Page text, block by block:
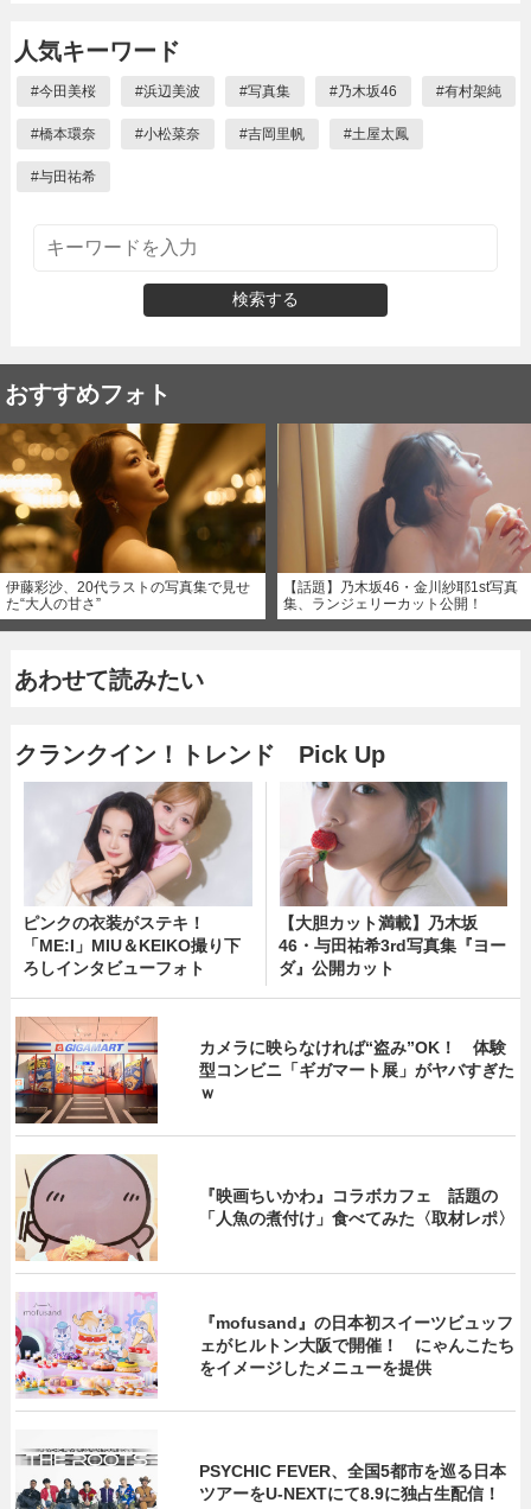
人気キーワード
#今田美桜 #浜辺美波 #写真集 #乃木坂46 #有村架純
#橋本環奈 #小松菜奈 #吉岡里帆 #土屋太鳳
#与田祐希
検索する
おすすめフォト
伊藤彩沙、20代ラストの写真集で見せ
た“大人の甘さ”
【話題】乃木坂46・金川紗耶1st写真
集、ランジェリーカット公開！
あわせて読みたい
クランクイン！トレンド Pick Up
ピンクの衣装がステキ！
「ME:I」MIU＆KEIKO撮り下
ろしインタビューフォト
【大胆カット満載】乃木坂
46・与田祐希3rd写真集『ヨー
ダ』公開カット
カメラに映らなければ“盗み”OK！ 体験
型コンビニ「ギガマート展」がヤバすぎた
ｗ
『映画ちいかわ』コラボカフェ 話題の
「人魚の煮付け」食べてみた〈取材レポ〉
『mofusand』の日本初スイーツビュッフ
ェがヒルトン大阪で開催！ にゃんこたち
をイメージしたメニューを提供
PSYCHIC FEVER、全国5都市を巡る日本
ツアーをU‐NEXTにて8.9に独占生配信！